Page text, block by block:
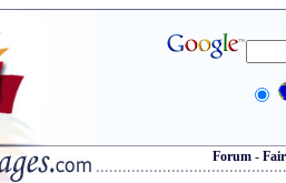
Forum -